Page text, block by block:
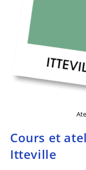
Cours et
Itteville